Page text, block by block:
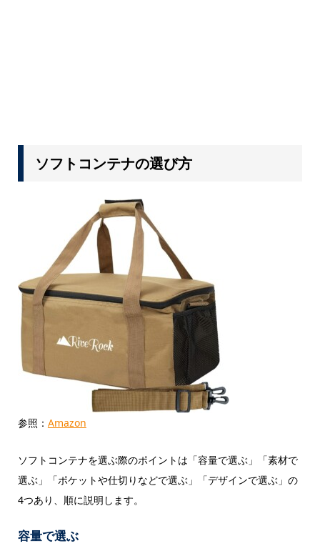
ソフトコンテナの選び方
参照： Amazon
ソフトコンテナを選ぶ際のポイントは「容量で選ぶ」「素材で
選ぶ」「ポケットや仕切りなどで選ぶ」「デザインで選ぶ」の
4つあり、順に説明します。
容量で選ぶ